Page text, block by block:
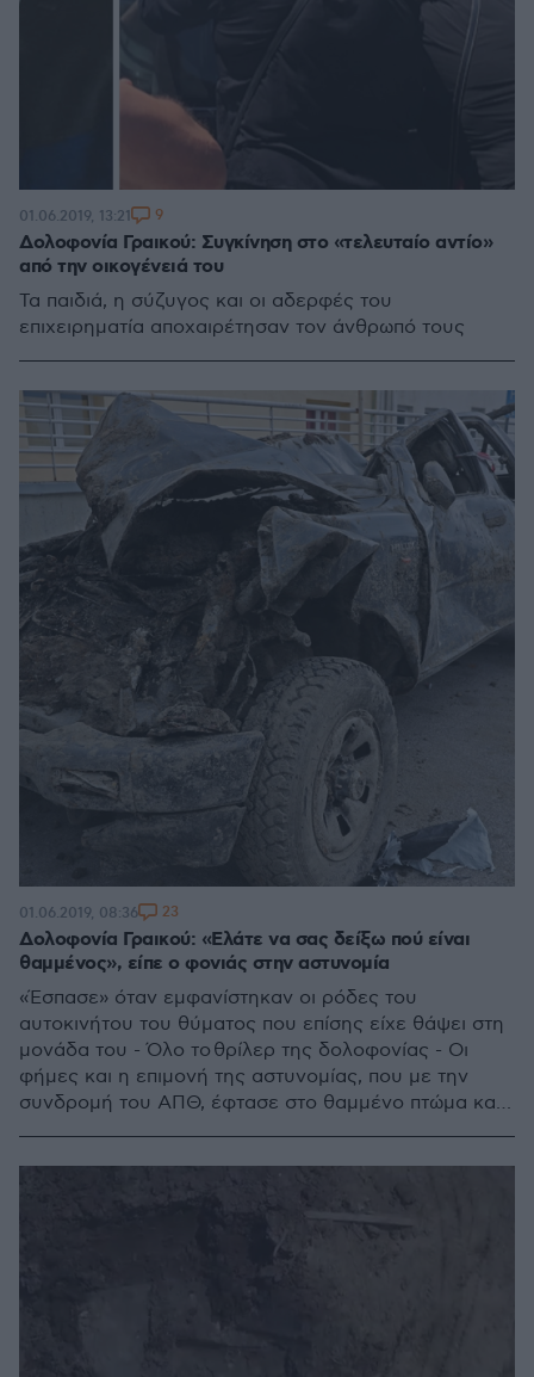
Δολοφονία Γραικού: Συγκίνηση στο «τελευταίο αντίο»
από την οικογένειά του
Τα παιδιά, η σύζυγος και οι αδερφές του
επιχειρηματία αποχαιρέτησαν τον άνθρωπό τους
01.06.2019, 13:21 9
Δολοφονία Γραικού: «Ελάτε να σας δείξω πού είναι
θαμμένος», είπε ο φονιάς στην αστυνομία
«Έσπασε» όταν εμφανίστηκαν οι ρόδες του
αυτοκινήτου του θύματος που επίσης είχε θάψει στη
μονάδα του - Όλο το θρίλερ της δολοφονίας - Οι
φήμες και η επιμονή της αστυνομίας, που με την
συνδρομή του ΑΠΘ, έφτασε στο θαμμένο πτώμα και
01.06.2019, 08:36 23